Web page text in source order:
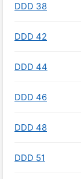
DDD 38
DDD 42
DDD 44
DDD 46
DDD 48
DDD 51